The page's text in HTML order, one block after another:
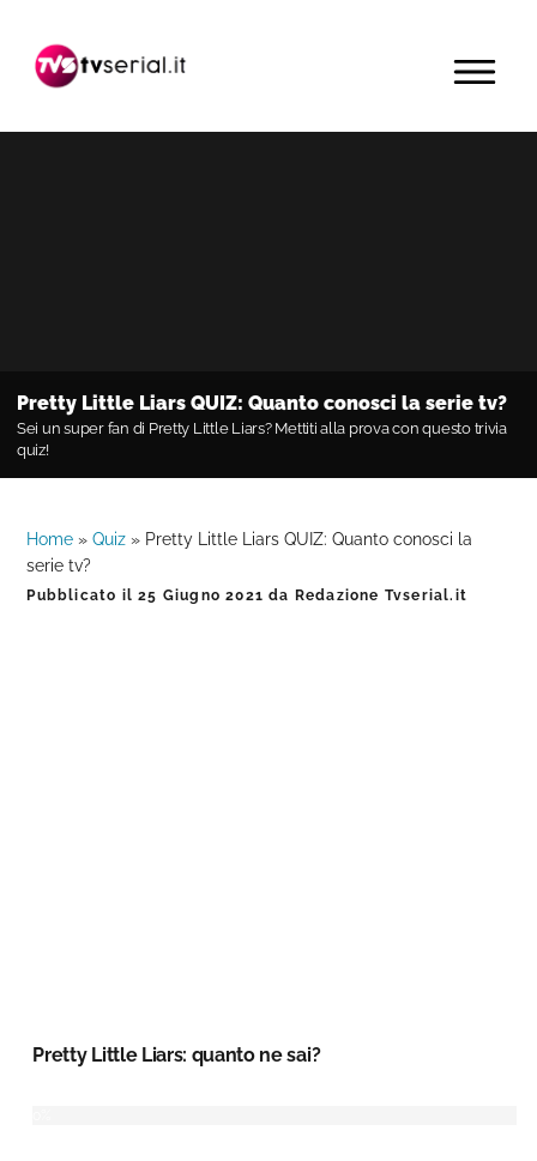
navigazione
contenuto
barra
primaria
MENU
Pretty Little Liars QUIZ: Quanto conosci la serie tv?
Sei un super fan di Pretty Little Liars? Mettiti alla prova con questo trivia
quiz!
Home »Quiz » Pretty Little Liars QUIZ: Quanto conosci la
serie tv?
Pubblicato il25 Giugno 2021 da Redazione Tvserial.it
Pretty Little Liars: quanto ne sai?